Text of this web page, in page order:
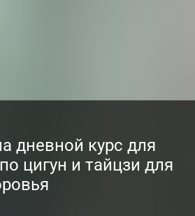
дневной курс для
цигун и тайцзи для